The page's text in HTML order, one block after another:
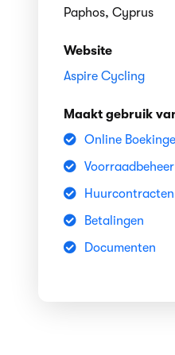
Paphos, Cyprus
Website
Aspire Cycling
Maakt gebruik
Online
Voorraadbeheer
Huurcontracten
Betalingen
Documenten